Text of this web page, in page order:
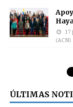
17
(ACN)
ÚLTIMAS